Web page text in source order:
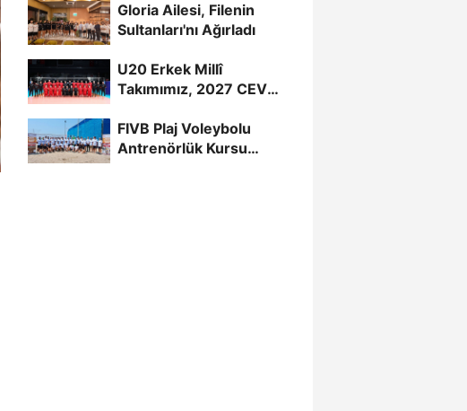
Gloria Ailesi, Filenin
Sultanları'nı Ağırladı
U20 Erkek Millî
Takımımız, 2027 CEV
Şampiyonası...
FIVB Plaj Voleybolu
Antrenörlük Kursu